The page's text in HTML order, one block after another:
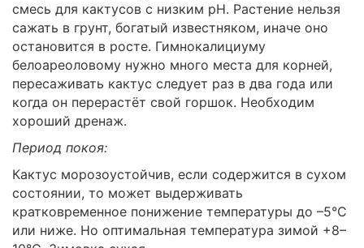
смесь для кактусов с низким pH. Растение нельзя
сажать в грунт, богатый известняком, иначе оно
остановится в росте. Гимнокалициуму
белоареоловому нужно много места для корней,
пересаживать кактус следует раз в два года или
когда он перерастёт свой горшок. Необходим
хороший дренаж.
Период покоя:
Кактус морозоустойчив, если содержится в сухом
состоянии, то может выдерживать
кратковременное понижение температуры до –5°C
или ниже. Но оптимальная температура зимой +8–